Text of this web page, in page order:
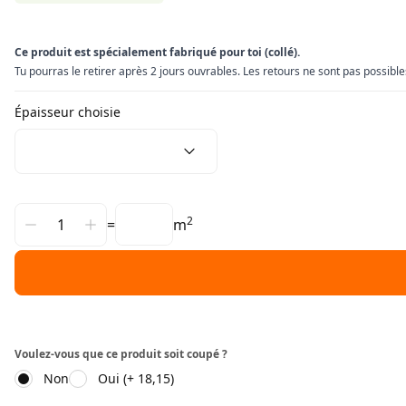
Ce produit est spécialement fabriqué pour toi (collé).
Tu pourras le retirer après 2 jours ouvrables. Les retours ne sont pas
Épaisseur choisie
= m2
Voulez-vous que ce produit soit coupé ?
Non Oui (+ 18,15)